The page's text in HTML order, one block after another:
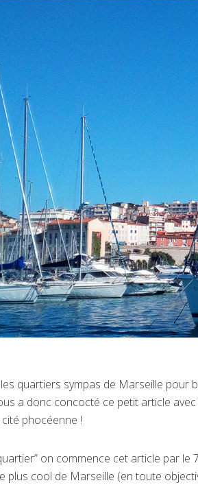
quartiers sympas de Marseille pour
a donc concocté ce petit article
phocéenne !
on commence cet article par
plus cool de Marseille (en toute